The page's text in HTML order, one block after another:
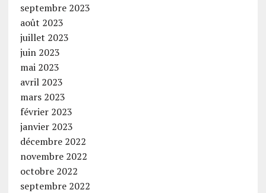
septembre 2023
août 2023
juillet 2023
juin 2023
mai 2023
avril 2023
mars 2023
février 2023
janvier 2023
décembre 2022
novembre 2022
octobre 2022
septembre 2022